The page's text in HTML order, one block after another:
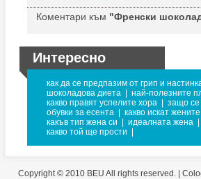
Коментари към "Френски
Интересно
как да се предпазим от грип и
шоколадова диета
най-полезните
какво правят успелите хора
защо се
обувки за есента
какво искат жените
какъв тип жена си
идеалната жена
какво той ще прости
Copyright © 2010 BEU All rights reserved. |